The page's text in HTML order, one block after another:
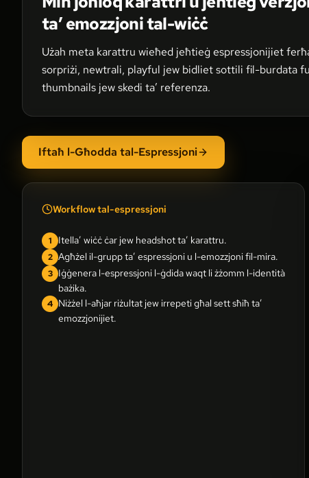
ta’ emozzjoni tal-wiċċ
Użah meta karattru wieħed jeħtieġ espressjonijiet
sorpriżi, newtrali, playful jew bidliet sottili fil-burdata
thumbnails jew skedi ta’ referenza.
Iftaħ l-Għodda tal-Espressjoni
Workflow tal-espressjoni
1 Itella’ wiċċ ċar jew headshot ta’ karattru.
2 Agħżel il-grupp ta’ espressjoni u l-emozzjoni fil-mira.
3 Iġġenera l-espressjoni l-ġdida waqt li żżomm l-identità
bażika.
4 Niżżel l-aħjar riżultat jew irrepeti għal sett sħiħ ta’
emozzjonijiet.